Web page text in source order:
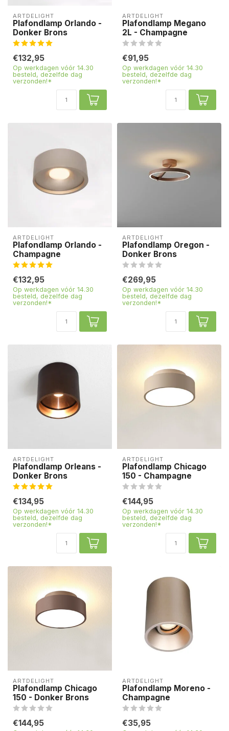
ARTDELIGHT
Plafondlamp Orlando -
Donker Brons
€132,95
Op werkdagen vóór 14.30
besteld, dezelfde dag
verzonden!*
ARTDELIGHT
Plafondlamp Megano
2L - Champagne
€91,95
Op werkdagen vóór 14.30
besteld, dezelfde dag
verzonden!*
ARTDELIGHT
Plafondlamp Orlando -
Champagne
€132,95
Op werkdagen vóór 14.30
besteld, dezelfde dag
verzonden!*
ARTDELIGHT
Plafondlamp Oregon -
Donker Brons
€269,95
Op werkdagen vóór 14.30
besteld, dezelfde dag
verzonden!*
ARTDELIGHT
Plafondlamp Orleans -
Donker Brons
€134,95
Op werkdagen vóór 14.30
besteld, dezelfde dag
verzonden!*
ARTDELIGHT
Plafondlamp Chicago
150 - Champagne
€144,95
Op werkdagen vóór 14.30
besteld, dezelfde dag
verzonden!*
ARTDELIGHT
Plafondlamp Chicago
150 - Donker Brons
€144,95
ARTDELIGHT
Plafondlamp Moreno -
Champagne
€35,95